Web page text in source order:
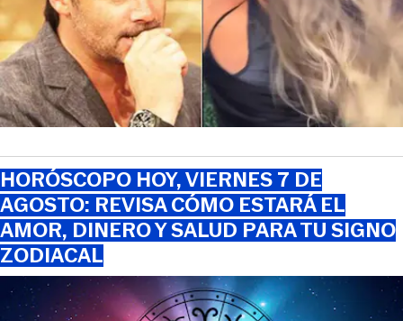
HORÓSCOPO HOY, VIERNES 7 DE
AGOSTO: REVISA CÓMO ESTARÁ EL
AMOR, DINERO Y SALUD PARA TU SIGNO
ZODIACAL